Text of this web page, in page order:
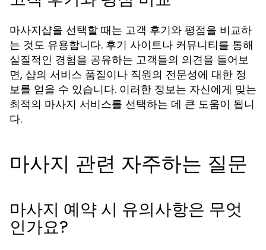
마사지샵을 선택할 때는 고객 후기와 평점을 비교하
는 것도 유용합니다. 후기 사이트나 커뮤니티를 통해
실질적인 경험을 공유하는 고객들의 의견을 들어보
면, 샵의 서비스 품질이나 직원의 전문성에 대한 정
보를 얻을 수 있습니다. 이러한 정보는 자신에게 맞는
최적의 마사지 서비스를 선택하는 데 큰 도움이 됩니
다.
마사지 관련 자주하는 질문
마사지 예약 시 유의사항은 무엇
인가요?